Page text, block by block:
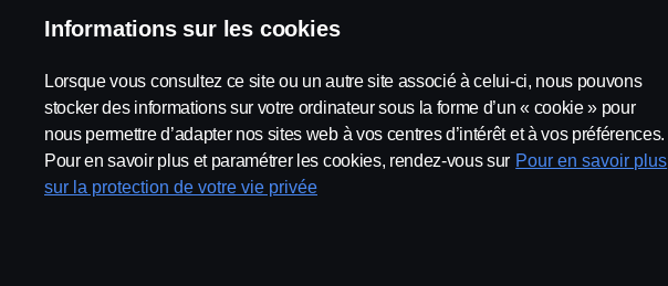
Scania in Your Region: France
Informations sur les cookies
Lorsque vous consultez ce site ou un autre site associé à celui-ci, nous pouvons
stocker des informations sur votre ordinateur sous la forme d’un « cookie » pour
nous permettre d’adapter nos sites web à vos centres d’intérêt et à vos préférences.
Pour en savoir plus et paramétrer les cookies, rendez-vous sur Pour en savoir plus
sur la protection de votre vie privée